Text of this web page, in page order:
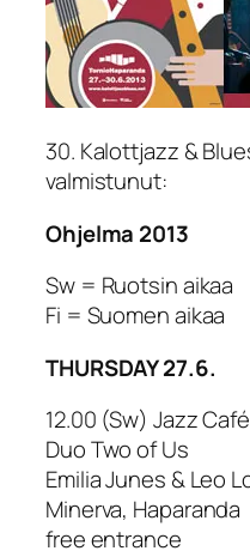
30. Kalottjazz &
valmistunut:
Ohjelma 2013
Sw = Ruotsin aikaa
Fi = Suomen aikaa
THURSDAY 27.6.
12.00 (Sw) Jazz Café
Duo Two of Us
Emilia Junes & Leo
Minerva, Haparanda
free entrance